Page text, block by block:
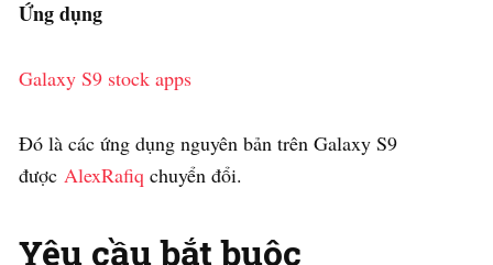
Ứng dụng
Galaxy S9 stock apps
Đó là các ứng dụng nguyên bản trên Galaxy S9
được AlexRafiq chuyển đổi.
Yêu cầu bắt buộc